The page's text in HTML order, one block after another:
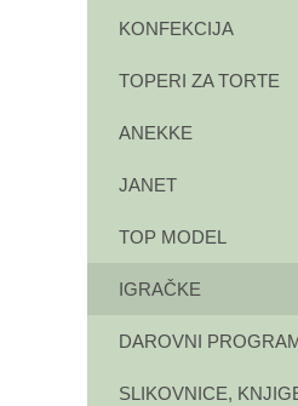
KONFEKCIJA
TOPERI ZA TORTE
ANEKKE
JANET
TOP MODEL
IGRAČKE
DAROVNI
SLIKOVNICE,